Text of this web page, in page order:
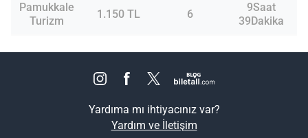
Pamukkale
Turizm
1.150 TL 6
9Saat
39Dakika
Yardıma mı ihtiyacınız var?
Yardım ve İletişim